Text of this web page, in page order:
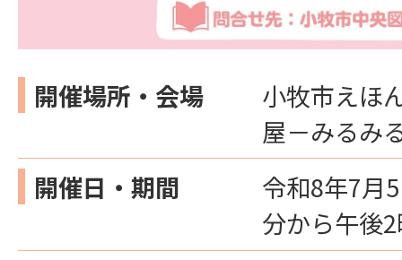
開催場所・会場
小牧市えほ
屋－みるみ
開催日・期間
令和8年7月
分から午後